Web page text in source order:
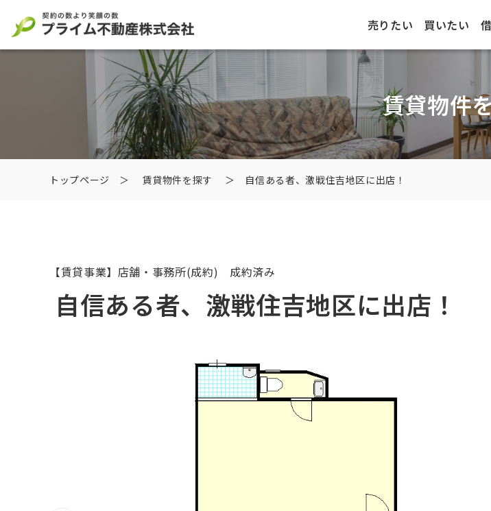
売りたい 買いたい
賃貸物件
トップページ ＞ 賃貸物件を探す ＞ 自信ある者、激戦住吉地区に出店！
【賃貸事業】店舗・事務所(成約) 成約済み
自信ある者、激戦住吉地区に出店！